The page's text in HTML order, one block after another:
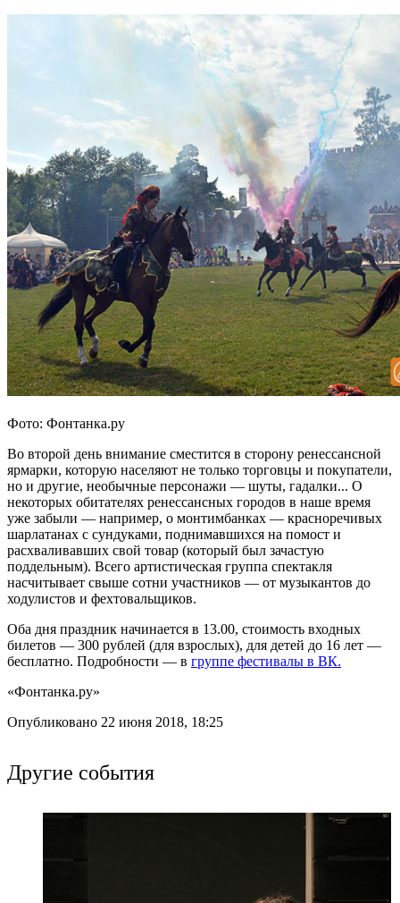
Фото: Фонтанка.ру
Во второй день внимание сместится в сторону ренессансной
ярмарки, которую населяют не только торговцы и покупатели,
но и другие, необычные персонажи — шуты, гадалки... О
некоторых обитателях ренессансных городов в наше время
уже забыли — например, о монтимбанках — красноречивых
шарлатанах с сундуками, поднимавшихся на помост и
расхваливавших свой товар (который был зачастую
поддельным). Всего артистическая группа спектакля
насчитывает свыше сотни участников — от музыкантов до
ходулистов и фехтовальщиков.
Оба дня праздник начинается в 13.00, стоимость входных
билетов — 300 рублей (для взрослых), для детей до 16 лет —
бесплатно. Подробности — в группе фестивалы в ВК.
«Фонтанка.ру»
Опубликовано 22 июня 2018, 18:25
Другие события